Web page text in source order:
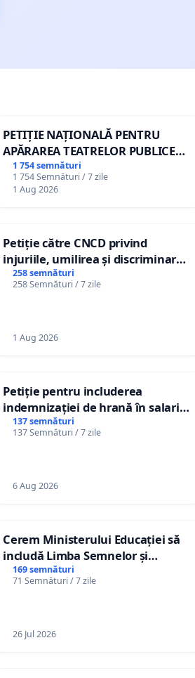
PETIȚIE NAȚIONALĂ PENTRU
APĂRAREA TEATRELOR PUBLICE
DE REPERTORIU DIN ROMÂNIA
1 754 semnături
1 754 Semnături / 7 zile
1 Aug 2026
Petiție către CNCD privind
injuriile, umilirea și discriminarea
persoanelor cu dizabilități de
către utilizatorul TikTok „Gorici”
258 semnături
258 Semnături / 7 zile
1 Aug 2026
Petiție pentru includerea
indemnizației de hrană în salariul
de bază și protejarea gradațiilor
de vechime pentru asistenții
137 semnături
137 Semnături / 7 zile
6 Aug 2026
Cerem Ministerului Educației să
includă Limba Semnelor și
alfabetul Braille în școlile din
Republica Moldova!
169 semnături
71 Semnături / 7 zile
26 Jul 2026